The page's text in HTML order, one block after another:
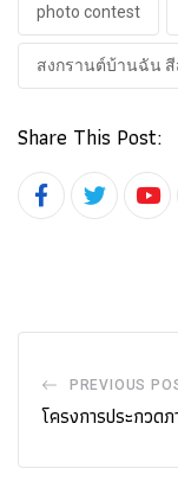
photo contest​
สงกรานต์บ้านฉัน
Share This Post:
PREVIOUS
โครงการประกวด